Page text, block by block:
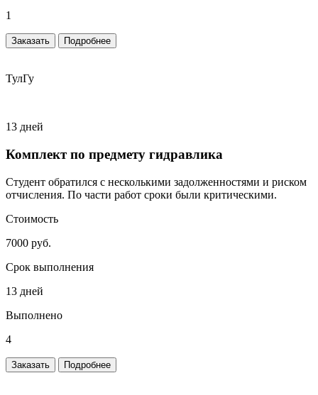
1
Заказать Подробнее
ТулГу
13 дней
Комплект по предмету гидравлика
Студент обратился с несколькими задолженностями и риском
отчисления. По части работ сроки были критическими.
Стоимость
7000 руб.
Срок выполнения
13 дней
Выполнено
4
Заказать Подробнее